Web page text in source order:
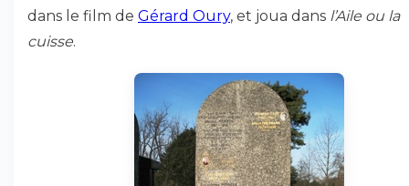
dans le film de Gérard Oury, et joua dans l’Aile ou la
cuisse.